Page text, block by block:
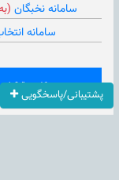
پشتیبانی/پاسخگویی
سامانه نخبگان
سامانه
کلیه حقوق